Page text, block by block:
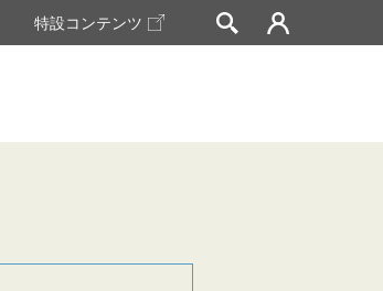
特設コンテンツ